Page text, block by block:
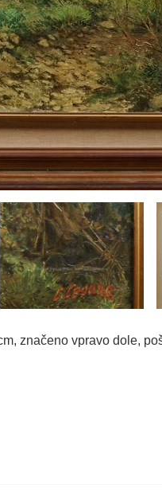
značeno vpravo dole,